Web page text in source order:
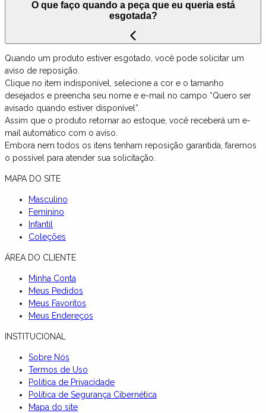
O que faço quando a peça que eu queria está
esgotada?
Quando um produto estiver esgotado, você pode solicitar um
aviso de reposição.
Clique no item indisponível, selecione a cor e o tamanho
desejados e preencha seu nome e e-mail no campo “Quero ser
avisado quando estiver disponível”.
Assim que o produto retornar ao estoque, você receberá um e-
mail automático com o aviso.
Embora nem todos os itens tenham reposição garantida, faremos
o possível para atender sua solicitação.
MAPA DO SITE
Masculino
Feminino
Infantil
Coleções
ÁREA DO CLIENTE
Minha Conta
Meus Pedidos
Meus Favoritos
Meus Endereços
INSTITUCIONAL
Sobre Nós
Termos de Uso
Política de Privacidade
Política de Segurança Cibernética
Mapa do site